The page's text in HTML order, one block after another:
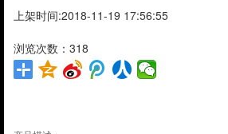
上架时间:2018-11-19 17:56:55
浏览次数：318